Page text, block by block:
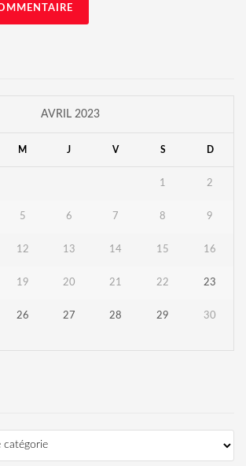
AVRIL 2023
M J V S D
1 2
5 6 7 8 9
12 13 14 15 16
19 20 21 22 23
26 27 28 29 30